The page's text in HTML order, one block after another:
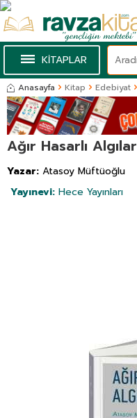
KİTAPLAR
Anasayfa Kitap Edebiyat
Ağır Hasarlı Algılar
Yazar: Atasoy Müftüoğlu
Yayınevi: Hece Yayınları